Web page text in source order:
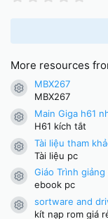
r
More resources
Resource icon
MBX267
MBX267
Resource icon
Main Giga h61
H61 kích tắt
Resource icon
Tài liệu tham
Tài liệu pc
Resource icon
Giáo Trình giảng
ebook pc
Resource icon
sortware and
kít nạp rom giá